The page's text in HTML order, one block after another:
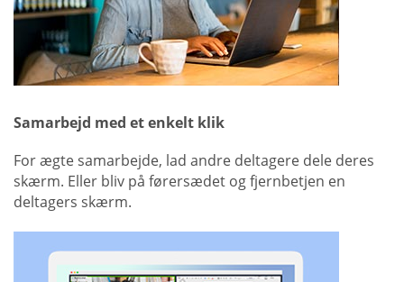
Samarbejd med et enkelt klik
For ægte samarbejde, lad andre deltagere dele deres
skærm. Eller bliv på førersædet og fjernbetjen en
deltagers skærm.